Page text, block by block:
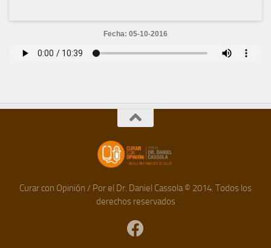
Fecha: 05-10-2016
Curar con Opinión / Por el Dr. Daniel Cassola © 2014. Todos los
derechos reservados